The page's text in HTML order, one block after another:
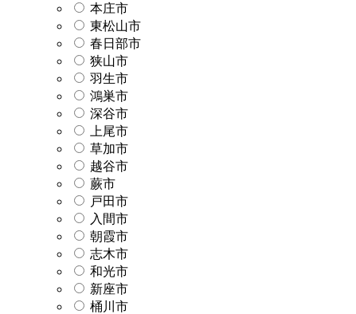
本庄市
東松山市
春日部市
狭山市
羽生市
鴻巣市
深谷市
上尾市
草加市
越谷市
蕨市
戸田市
入間市
朝霞市
志木市
和光市
新座市
桶川市